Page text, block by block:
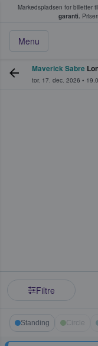
Markedspladsen for billetter
garanti.
Menu
køber og
Maverick Sabre
tor. 17. dec. 2026 •
Filtre
Standing Circle